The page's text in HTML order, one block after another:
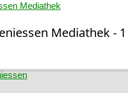
Mediathek
Mediathek - 1